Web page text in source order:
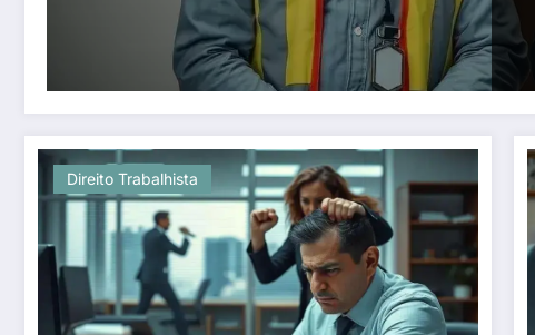
Direito Trabalhista